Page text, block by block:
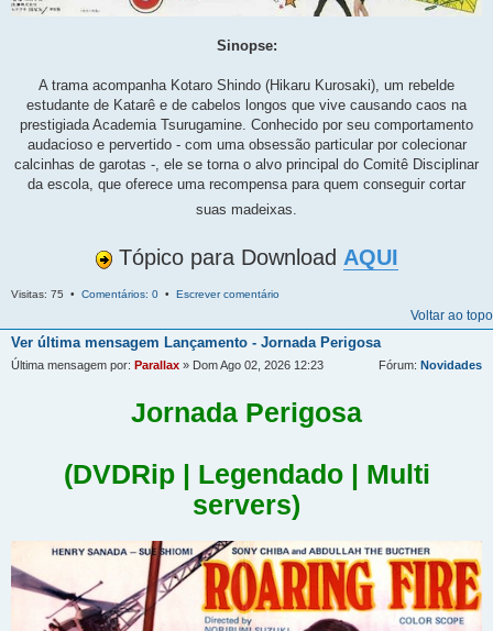
Sinopse:
A trama acompanha Kotaro Shindo (Hikaru Kurosaki), um rebelde
estudante de Katarê e de cabelos longos que vive causando caos na
prestigiada Academia Tsurugamine. Conhecido por seu comportamento
audacioso e pervertido - com uma obsessão particular por colecionar
calcinhas de garotas -, ele se torna o alvo principal do Comitê Disciplinar
da escola, que oferece uma recompensa para quem conseguir cortar
suas madeixas.
Tópico para Download AQUI
Visitas: 75 • Comentários: 0 • Escrever comentário
Voltar ao topo
Ver última mensagem Lançamento - Jornada Perigosa
Última mensagem por: Parallax » Dom Ago 02, 2026 12:23 Fórum: Novidades
Jornada Perigosa
(DVDRip | Legendado | Multi
servers)